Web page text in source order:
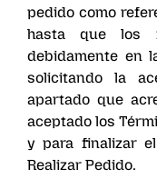
pedido como
hasta que los
debidamente en
solicitando la
apartado que
aceptado los
y para finalizar
Realizar Pedido.